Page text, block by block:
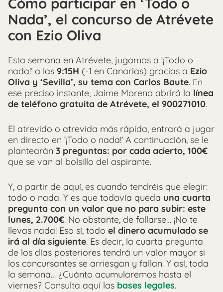
Nada’, el concurso de Atrévete
con Ezio Oliva
Esta semana en Atrévete, jugamos a ‘¡Todo o
nada!’ a las 9:15H (-1 en Canarias) gracias a Ezio
Oliva y ‘Sevilla’, su tema con Carlos Baute. En
ese preciso instante, Jaime Moreno abrirá la línea
de teléfono gratuita de Atrévete, el 900271010.
El atrevido o atrevida más rápida, entrará a jugar
en directo en ‘¡Todo o nada!’ A continuación, se le
plantearán 3 preguntas: por cada acierto, 100€
que se van al bolsillo del aspirante.
Y, a partir de aquí, es cuando tendréis que elegir:
todo o nada. Y es que todavía queda una cuarta
pregunta con un valor que no para subir: este
lunes, 2.700€. No obstante, de fallarse… ¡No te
llevas nada! Eso sí, todo el dinero acumulado se
irá al día siguiente. Es decir, la cuarta pregunta
de los días posteriores tendrá un valor mayor si
los concursantes se arriesgan y fallan. Y así, toda
la semana… ¿Cuánto acumularemos hasta el
viernes? Consulta aquí las bases legales.